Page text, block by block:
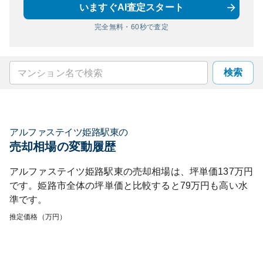
いますぐAI査定スタート
完全無料・60秒で査定
検索
アルファステイツ姫路駅東の
売却相場の変動履歴
アルファステイツ姫路駅東の売却相場は、坪単価137万円
です。姫路市全体の坪単価と比較すると79万円も高い水
準です。
推定価格（万円）